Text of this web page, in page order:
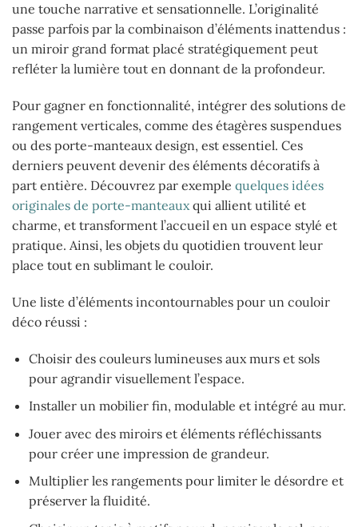
une touche narrative et sensationnelle. L’originalité
passe parfois par la combinaison d’éléments inattendus :
un miroir grand format placé stratégiquement peut
refléter la lumière tout en donnant de la profondeur.
Pour gagner en fonctionnalité, intégrer des solutions de
rangement verticales, comme des étagères suspendues
ou des porte-manteaux design, est essentiel. Ces
derniers peuvent devenir des éléments décoratifs à
part entière. Découvrez par exemple quelques idées
originales de porte-manteauxqui allient utilité et
charme, et transforment l’accueil en un espace stylé et
pratique. Ainsi, les objets du quotidien trouvent leur
place tout en sublimant le couloir.
Une liste d’éléments incontournables pour un couloir
déco réussi :
Choisir des couleurs lumineuses aux murs et sols
pour agrandir visuellement l’espace.
Installer un mobilier fin, modulable et intégré au mur.
Jouer avec des miroirs et éléments réfléchissants
pour créer une impression de grandeur.
Multiplier les rangements pour limiter le désordre et
préserver la fluidité.